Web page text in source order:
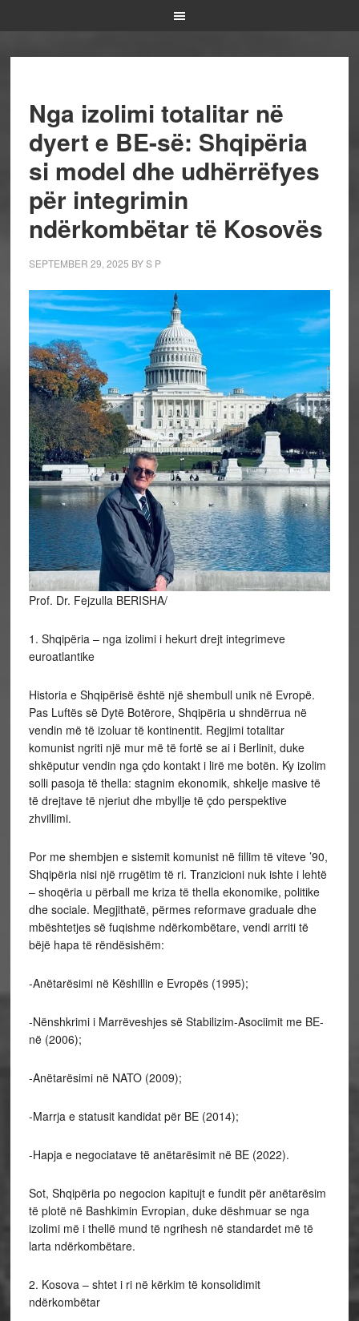
Nga izolimi totalitar në
dyert e BE-së: Shqipëria
si model dhe udhërrëfyes
për integrimin
ndërkombëtar të Kosovës
SEPTEMBER 29, 2025 BYS P
Prof. Dr. Fejzulla BERISHA/
1. Shqipëria – nga izolimi i hekurt drejt integrimeve
euroatlantike
Historia e Shqipërisë është një shembull unik në Evropë.
Pas Luftës së Dytë Botërore, Shqipëria u shndërrua në
vendin më të izoluar të kontinentit. Regjimi totalitar
komunist ngriti një mur më të fortë se ai i Berlinit, duke
shkëputur vendin nga çdo kontakt i lirë me botën. Ky izolim
solli pasoja të thella: stagnim ekonomik, shkelje masive të
të drejtave të njeriut dhe mbyllje të çdo perspektive
zhvillimi.
Por me shembjen e sistemit komunist në fillim të viteve ’90,
Shqipëria nisi një rrugëtim të ri. Tranzicioni nuk ishte i lehtë
– shoqëria u përball me kriza të thella ekonomike, politike
dhe sociale. Megjithatë, përmes reformave graduale dhe
mbështetjes së fuqishme ndërkombëtare, vendi arriti të
bëjë hapa të rëndësishëm:
-Anëtarësimi në Këshillin e Evropës (1995);
-Nënshkrimi i Marrëveshjes së Stabilizim-Asociimit me BE-
në (2006);
-Anëtarësimi në NATO (2009);
-Marrja e statusit kandidat për BE (2014);
-Hapja e negociatave të anëtarësimit në BE (2022).
Sot, Shqipëria po negocion kapitujt e fundit për anëtarësim
të plotë në Bashkimin Evropian, duke dëshmuar se nga
izolimi më i thellë mund të ngrihesh në standardet më të
larta ndërkombëtare.
2. Kosova – shtet i ri në kërkim të konsolidimit
ndërkombëtar